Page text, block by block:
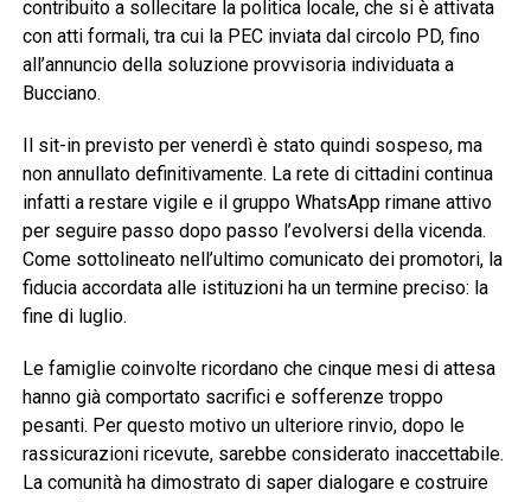
contribuito a sollecitare la politica locale, che si è attivata
con atti formali, tra cui la PEC inviata dal circolo PD, fino
all’annuncio della soluzione provvisoria individuata a
Bucciano.
Il sit-in previsto per venerdì è stato quindi sospeso, ma
non annullato definitivamente. La rete di cittadini continua
infatti a restare vigile e il gruppo WhatsApp rimane attivo
per seguire passo dopo passo l’evolversi della vicenda.
Come sottolineato nell’ultimo comunicato dei promotori, la
fiducia accordata alle istituzioni ha un termine preciso: la
fine di luglio.
Le famiglie coinvolte ricordano che cinque mesi di attesa
hanno già comportato sacrifici e sofferenze troppo
pesanti. Per questo motivo un ulteriore rinvio, dopo le
rassicurazioni ricevute, sarebbe considerato inaccettabile.
La comunità ha dimostrato di saper dialogare e costruire